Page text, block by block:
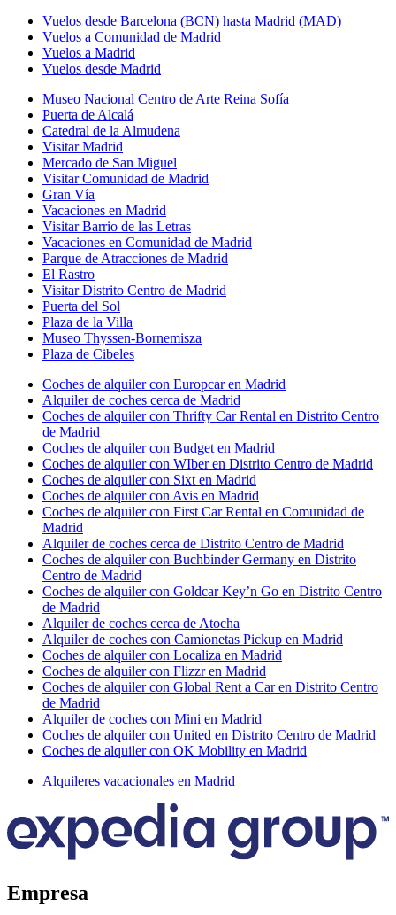
Vuelos desde Barcelona (BCN) hasta Madrid (MAD)
Vuelos a Comunidad de Madrid
Vuelos a Madrid
Vuelos desde Madrid
Museo Nacional Centro de Arte Reina Sofía
Puerta de Alcalá
Catedral de la Almudena
Visitar Madrid
Mercado de San Miguel
Visitar Comunidad de Madrid
Gran Vía
Vacaciones en Madrid
Visitar Barrio de las Letras
Vacaciones en Comunidad de Madrid
Parque de Atracciones de Madrid
El Rastro
Visitar Distrito Centro de Madrid
Puerta del Sol
Plaza de la Villa
Museo Thyssen-Bornemisza
Plaza de Cibeles
Coches de alquiler con Europcar en Madrid
Alquiler de coches cerca de Madrid
Coches de alquiler con Thrifty Car Rental en Distrito Centro
de Madrid
Coches de alquiler con Budget en Madrid
Coches de alquiler con WIber en Distrito Centro de Madrid
Coches de alquiler con Sixt en Madrid
Coches de alquiler con Avis en Madrid
Coches de alquiler con First Car Rental en Comunidad de
Madrid
Alquiler de coches cerca de Distrito Centro de Madrid
Coches de alquiler con Buchbinder Germany en Distrito
Centro de Madrid
Coches de alquiler con Goldcar Key’n Go en Distrito Centro
de Madrid
Alquiler de coches cerca de Atocha
Alquiler de coches con Camionetas Pickup en Madrid
Coches de alquiler con Localiza en Madrid
Coches de alquiler con Flizzr en Madrid
Coches de alquiler con Global Rent a Car en Distrito Centro
de Madrid
Alquiler de coches con Mini en Madrid
Coches de alquiler con United en Distrito Centro de Madrid
Coches de alquiler con OK Mobility en Madrid
Alquileres vacacionales en Madrid
Empresa